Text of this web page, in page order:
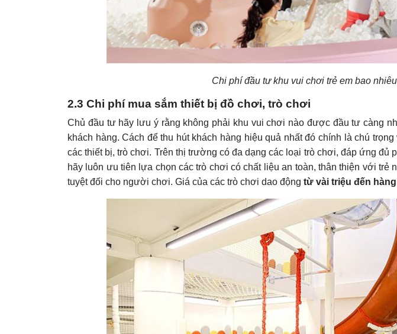
Chi phí đầu tư khu vui chơi trẻ em bao
2.3 Chi phí mua sắm thiết bị đồ chơi, trò chơi
Chủ đầu tư hãy lưu ý rằng không phải khu vui chơi nào được đầu tư càng
khách hàng. Cách để thu hút khách hàng hiệu quả nhất đó chính là chú
các thiết bị, trò chơi. Trên thị trường có đa dạng các loại trò chơi, đáp ứng đủ
hãy luôn ưu tiên lựa chọn các trò chơi có chất liệu an toàn, thân thiện với trẻ
tuyệt đối cho người chơi. Giá của các trò chơi dao động từ vài triệu đến